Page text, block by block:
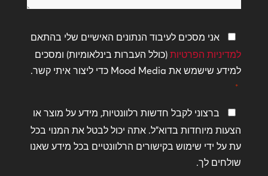
לעזור?
מדיניות
פרטיות
*
אני מסכים לעיבוד הנתונים האישיים שלי בהתאם
למדיניות הפרטיות(כולל העברות בינלאומיות) ומסכים
למידע שישמש את Mood Media כדי ליצור איתי קשר.
*
שמור
על
קשר
ברצוני לקבל חדשות רלוונטיות, מידע על מוצר או
הצעות מיוחדות בדוא"ל. אתה יכול לבטל את המנוי בכל
עת על ידי שימוש בקישורים הרלוונטיים בכל מידע שאנו
שולחים לך.